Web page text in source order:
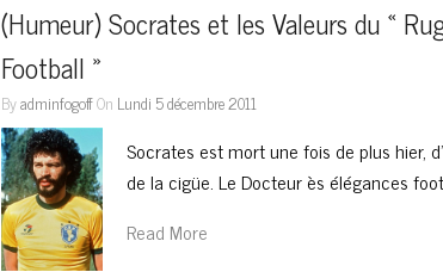
(Humeur) Socrates et les Valeurs du «
Football »
ByadminfogoffOn Lundi 5 décembre 2011
Socrates est mort une fois de plus hier,
de la cigüe. Le Docteur ès élégances
Read More